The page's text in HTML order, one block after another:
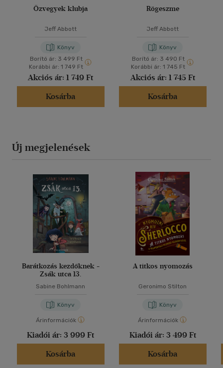
Özvegyek klubja
Jeff Abbott
Könyv
Borító ár: 3 499 Ft
Korábbi ár: 1 749 Ft
Akciós ár: 1 749 Ft
Kosárba
Rögeszme
Jeff Abbott
Könyv
Borító ár: 3 490 Ft
Korábbi ár: 1 745 Ft
Akciós ár: 1 745 Ft
Kosárba
Új megjelenések
Barátkozás kezdőknek -
Zsák utca 13.
Sabine Bohlmann
Könyv
Árinformációk
Kiadói ár: 3 999 Ft
Kosárba
A titkos nyomozás
Geronimo Stilton
Könyv
Árinformációk
Kiadói ár: 3 499 Ft
Kosárba